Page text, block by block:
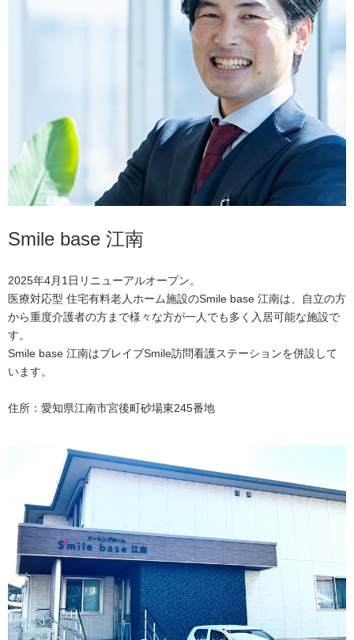
Smile base 江南
2025年4月1日リニューアルオープン。
医療対応型 住宅有料老人ホーム施設のSmile base 江南は、自立の方
から重度介護者の方まで様々な方が一人でも多く入居可能な施設で
す。
Smile base 江南はブレイブSmile訪問看護ステーションを併設して
います。
住所：愛知県江南市宮後町砂場東245番地